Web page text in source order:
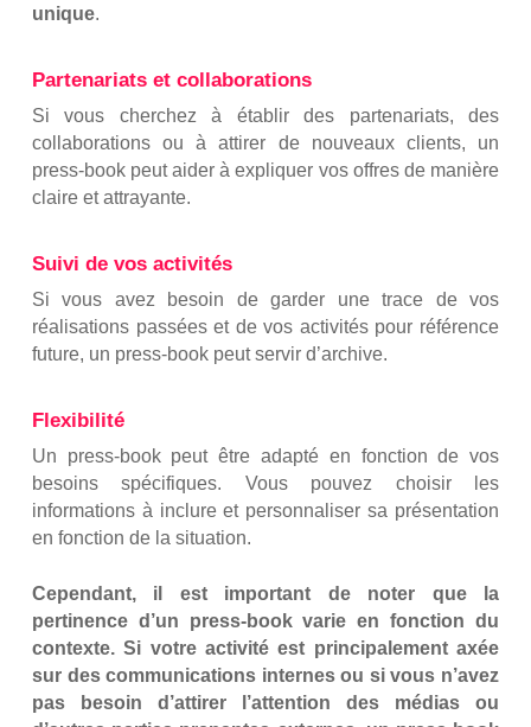
unique.
Partenariats et collaborations
Si vous cherchez à établir des partenariats, des
collaborations ou à attirer de nouveaux clients, un
press-book peut aider à expliquer vos offres de manière
claire et attrayante.
Suivi de vos activités
Si vous avez besoin de garder une trace de vos
réalisations passées et de vos activités pour référence
future, un press-book peut servir d’archive.
Flexibilité
Un press-book peut être adapté en fonction de vos
besoins spécifiques. Vous pouvez choisir les
informations à inclure et personnaliser sa présentation
en fonction de la situation.
Cependant, il est important de noter que la
pertinence d’un press-book varie en fonction du
contexte. Si votre activité est principalement axée
sur des communications internes ou si vous n’avez
pas besoin d’attirer l’attention des médias ou